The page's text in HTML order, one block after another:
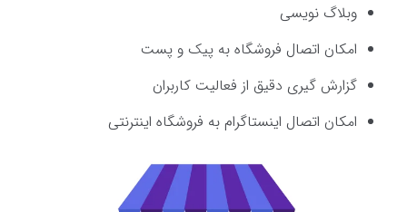
وبلاگ نویسی
امکان اتصال فروشگاه به پیک و پست
گزارش گیری دقیق از فعالیت کاربران
امکان اتصال اینستاگرام به فروشگاه اینترنتی